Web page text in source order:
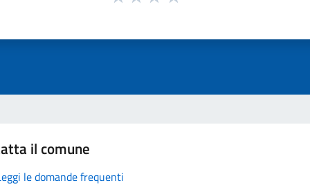
il comune
le domande frequenti